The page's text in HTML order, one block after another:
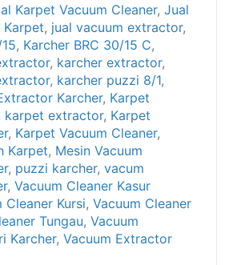
Karpet Vacuum Cleaner, Jual
Karpet, jual vacuum extractor,
, Karcher BRC 30/15 C,
, karcher extractor,
, karcher puzzi 8/1,
Karcher, Karpet
karpet extractor, Karpet
, Karpet Vacuum Cleaner,
Karpet, Mesin Vacuum
, puzzi karcher, vacum
, Vacuum Cleaner Kasur
Cleaner Kursi, Vacuum Cleaner
Tungau, Vacuum
Karcher, Vacuum Extractor